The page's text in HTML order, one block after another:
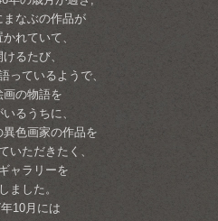
まなぶの作品が
れていて、
るたび、
っているようで、
画の物語を
るうちに、
色画家の作品を
いただきたく、
ャラリーを
ました。
10月には